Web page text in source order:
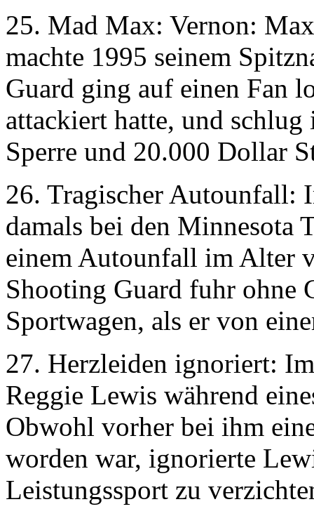
25. Mad Max: Vernon:
machte 1995 seinem
Guard ging auf einen Fan
attackiert hatte, und
Sperre und 20.000 Dollar
26. Tragischer Autounfall:
damals bei den Minnesota
einem Autounfall im Alter
Shooting Guard fuhr ohne
Sportwagen, als er von
27. Herzleiden ignoriert:
Reggie Lewis während
Obwohl vorher bei ihm
worden war, ignorierte
Leistungssport zu